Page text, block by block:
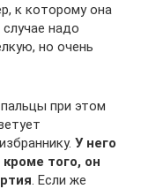
к которому она
надо
но очень
при этом
У него
того, он
. Если же